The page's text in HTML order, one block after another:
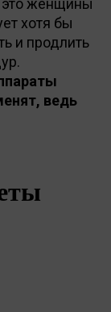
хотя бы
и продлить
ведь